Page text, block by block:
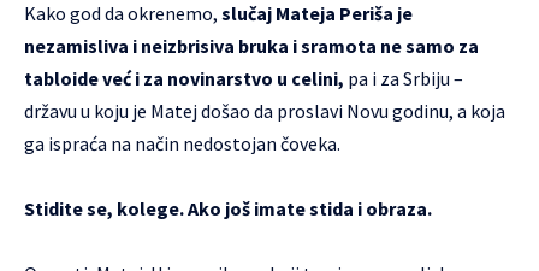
Kako god da okrenemo, slučaj Mateja Periša je
nezamisliva i neizbrisiva bruka i sramota ne samo za
tabloide već i za novinarstvo u celini, pa i za Srbiju –
državu u koju je Matej došao da proslavi Novu godinu, a koja
ga ispraća na način nedostojan čoveka.
Stidite se, kolege. Ako još imate stida i obraza.